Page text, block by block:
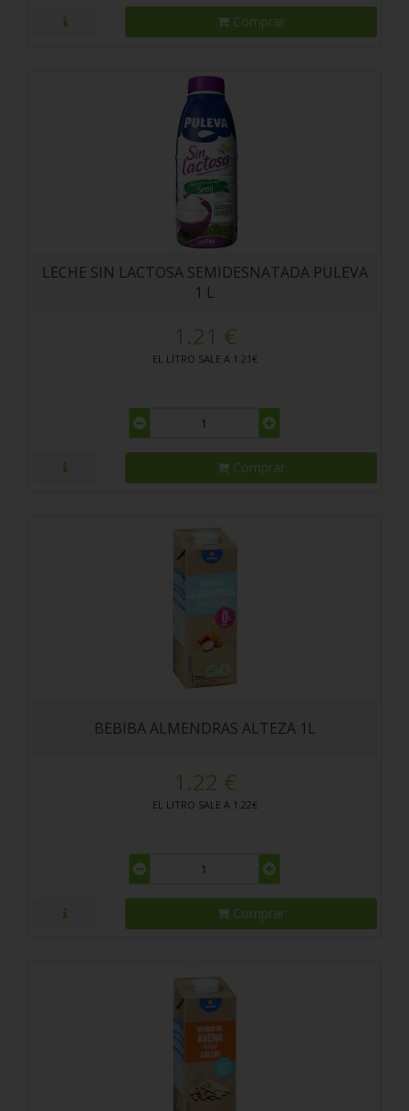
Comprar
LECHE SIN LACTOSA SEMIDESNATADA PULEVA
1 L
1.21 €
EL LITRO SALE A 1.21€
Comprar
BEBIBA ALMENDRAS ALTEZA 1L
1.22 €
EL LITRO SALE A 1.22€
Comprar